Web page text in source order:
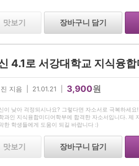
맛보기 장바구니 담기
진 지음 | 21.01.21 | 3,900원
이 낮아 걱정되시나요? 그렇다면 자소서로 극복하세요
과인 지식융합미디어학부에 합격한 자소서입니다. 제
한 학생들에게 도움이 되길 바랍니다 :)
맛보기 장바구니 담기